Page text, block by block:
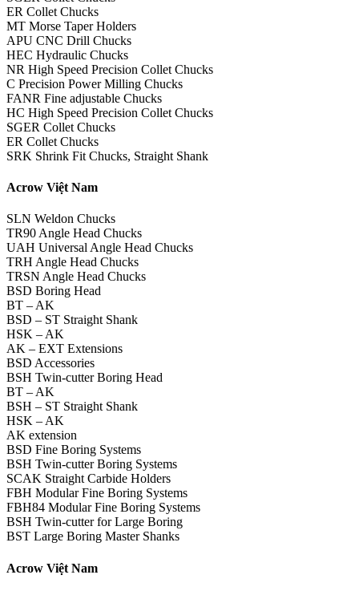
ER Collet Chucks
MT Morse Taper Holders
APU CNC Drill Chucks
HEC Hydraulic Chucks
NR High Speed Precision Collet Chucks
C Precision Power Milling Chucks
FANR Fine adjustable Chucks
HC High Speed Precision Collet Chucks
SGER Collet Chucks
ER Collet Chucks
SRK Shrink Fit Chucks, Straight Shank
Acrow Việt Nam
SLN Weldon Chucks
TR90 Angle Head Chucks
UAH Universal Angle Head Chucks
TRH Angle Head Chucks
TRSN Angle Head Chucks
BSD Boring Head
BT – AK
BSD – ST Straight Shank
HSK – AK
AK – EXT Extensions
BSD Accessories
BSH Twin-cutter Boring Head
BT – AK
BSH – ST Straight Shank
HSK – AK
AK extension
BSD Fine Boring Systems
BSH Twin-cutter Boring Systems
SCAK Straight Carbide Holders
FBH Modular Fine Boring Systems
FBH84 Modular Fine Boring Systems
BSH Twin-cutter for Large Boring
BST Large Boring Master Shanks
Acrow Việt Nam